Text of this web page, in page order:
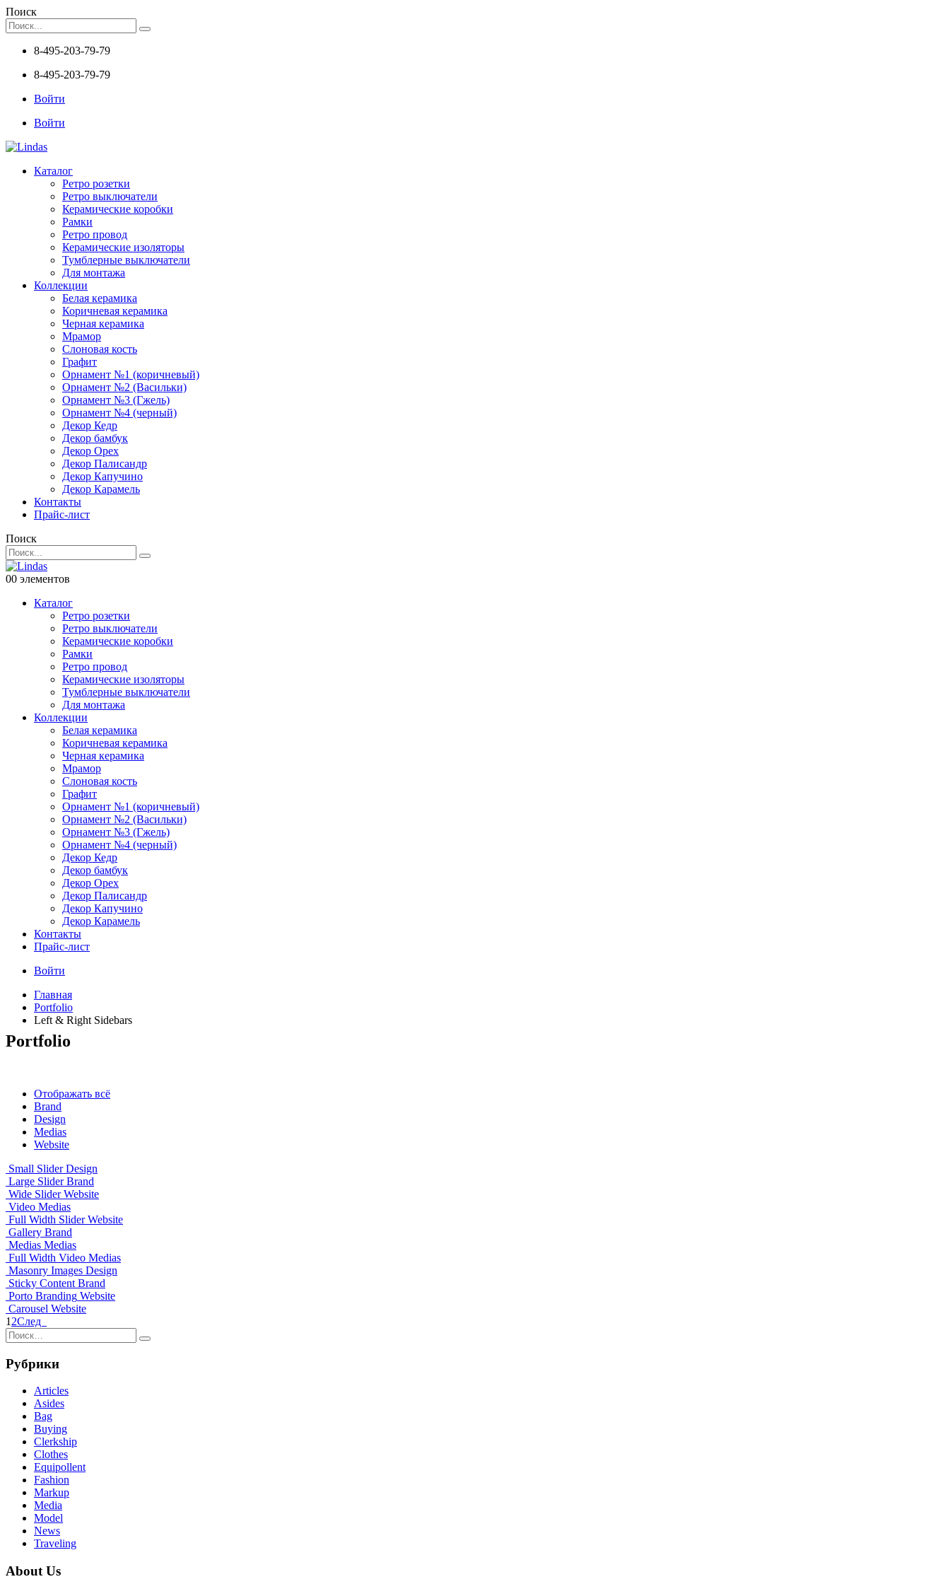
Поиск
8-495-203-79-79
8-495-203-79-79
Войти
Войти
Каталог
Ретро розетки
Ретро выключатели
Керамические коробки
Рамки
Ретро провод
Керамические изоляторы
Тумблерные выключатели
Для монтажа
Коллекции
Белая керамика
Коричневая керамика
Черная керамика
Мрамор
Слоновая кость
Графит
Орнамент №1 (коричневый)
Орнамент №2 (Васильки)
Орнамент №3 (Гжель)
Орнамент №4 (черный)
Декор Кедр
Декор бамбук
Декор Орех
Декор Палисандр
Декор Капучино
Декор Карамель
Контакты
Прайс-лист
Поиск
00 элементов
Каталог
Ретро розетки
Ретро выключатели
Керамические коробки
Рамки
Ретро провод
Керамические изоляторы
Тумблерные выключатели
Для монтажа
Коллекции
Белая керамика
Коричневая керамика
Черная керамика
Мрамор
Слоновая кость
Графит
Орнамент №1 (коричневый)
Орнамент №2 (Васильки)
Орнамент №3 (Гжель)
Орнамент №4 (черный)
Декор Кедр
Декор бамбук
Декор Орех
Декор Палисандр
Декор Капучино
Декор Карамель
Контакты
Прайс-лист
Войти
Главная
Portfolio
Left & Right Sidebars
Portfolio
Отображать всё
Brand
Design
Medias
Website
Small Slider Design
Large Slider Brand
Wide Slider Website
Video Medias
Full Width Slider Website
Gallery Brand
Medias Medias
Full Width Video Medias
Masonry Images Design
Sticky Content Brand
Porto Branding Website
Carousel Website
1 2След
Рубрики
Articles
Asides
Bag
Buying
Clerkship
Clothes
Equipollent
Fashion
Markup
Media
Model
News
Traveling
About Us